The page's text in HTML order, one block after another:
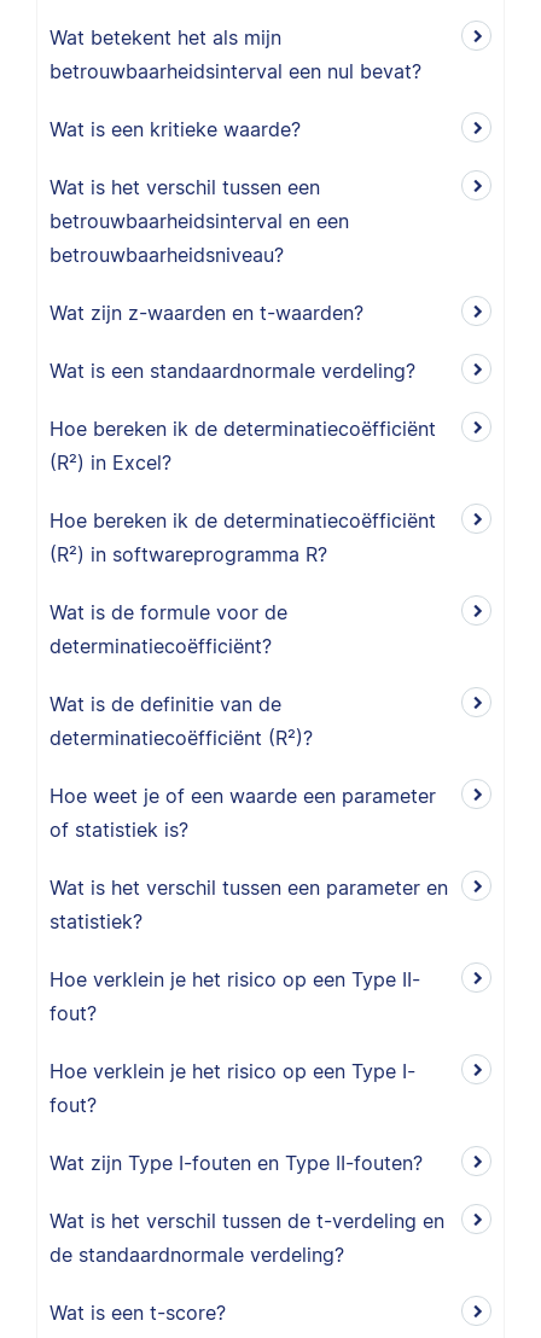
Wat betekent het als mijn
betrouwbaarheidsinterval een nul bevat?
Wat is een kritieke waarde?
Wat is het verschil tussen een
betrouwbaarheidsinterval en een
betrouwbaarheidsniveau?
Wat zijn z-waarden en t-waarden?
Wat is een standaardnormale verdeling?
Hoe bereken ik de determinatiecoëfficiënt
(R²) in Excel?
Hoe bereken ik de determinatiecoëfficiënt
(R²) in softwareprogramma R?
Wat is de formule voor de
determinatiecoëfficiënt?
Wat is de definitie van de
determinatiecoëfficiënt (R²)?
Hoe weet je of een waarde een parameter
of statistiek is?
Wat is het verschil tussen een parameter en
statistiek?
Hoe verklein je het risico op een Type II-
fout?
Hoe verklein je het risico op een Type I-
fout?
Wat zijn Type I-fouten en Type II-fouten?
Wat is het verschil tussen de t-verdeling en
de standaardnormale verdeling?
Wat is een t-score?